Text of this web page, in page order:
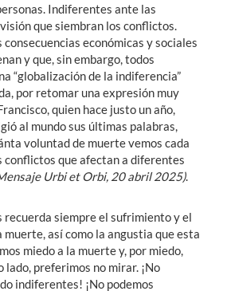
Indiferentes ante las
que siembran los conflictos.
económicas y sociales
y que, sin embargo, todos
“globalización de la indiferencia”
por retomar una expresión muy
quien hace justo un año,
al mundo sus últimas palabras,
voluntad de muerte vemos cada
conflictos que afectan a diferentes
Urbi et Orbi, 20 abril 2025).
recuerda siempre el sufrimiento y el
muerte, así como la angustia que esta
miedo a la muerte y, por miedo,
preferimos no mirar. ¡No
indiferentes! ¡No podemos